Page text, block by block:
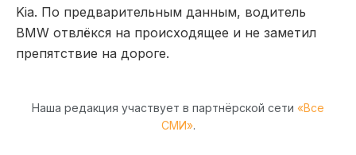
Kia. По предварительным данным, водитель
BMW отвлёкся на происходящее и не заметил
препятствие на дороге.
Наша редакция участвует в партнёрской сети «Все
СМИ».